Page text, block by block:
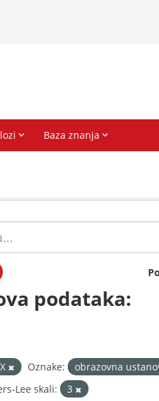
podataka:
Oznake: obrazovna
Lee skali:
3